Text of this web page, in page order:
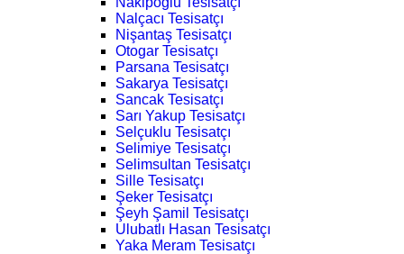
Nalçacı Tesisatçı
Nişantaş Tesisatçı
Otogar Tesisatçı
Parsana Tesisatçı
Sakarya Tesisatçı
Sancak Tesisatçı
Sarı Yakup Tesisatçı
Selçuklu Tesisatçı
Selimiye Tesisatçı
Selimsultan Tesisatçı
Sille Tesisatçı
Şeker Tesisatçı
Şeyh Şamil Tesisatçı
Ulubatlı Hasan Tesisatçı
Yaka Meram Tesisatçı